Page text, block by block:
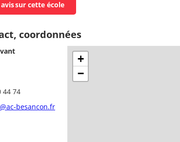
sur cette école
coordonnées
44 74
besancon.fr
+
−